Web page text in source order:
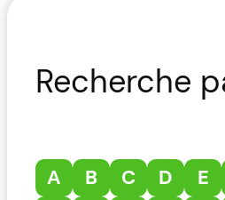
Recherche
A B C D E